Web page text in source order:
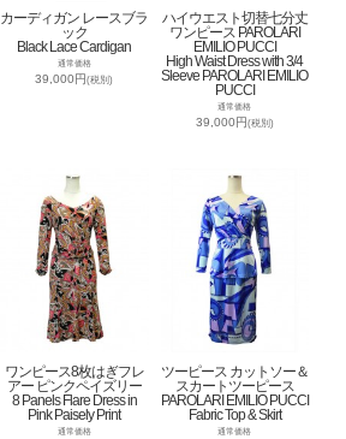
カーディガン レースブラ
ック
Black Lace Cardigan
通常価格
39,000円(税別)
ハイウエスト切替七分丈
ワンピース PAROLARI
EMILIO PUCCI
High Waist Dress with 3/4
Sleeve PAROLARI EMILIO
PUCCI
通常価格
39,000円(税別)
ワンピース8枚はぎフレ
アー ピンクペイズリー
8 Panels Flare Dress in
Pink Paisely Print
通常価格
ツーピース カットソー＆
スカートツーピース
PAROLARI EMILIO PUCCI
Fabric Top & Skirt
通常価格